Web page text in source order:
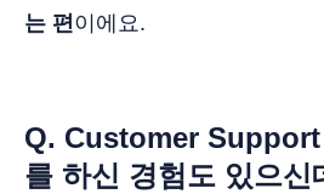
는 편 이에요.
Q. Customer Support
를 하신 경험도 있으신